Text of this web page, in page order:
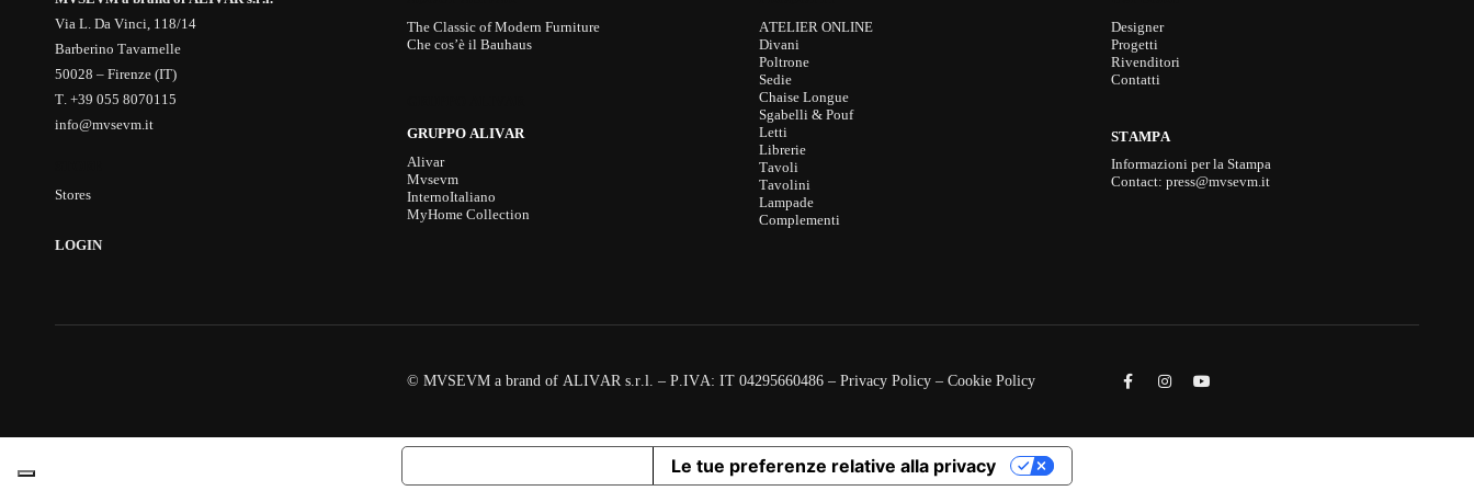
Via L. Da Vinci, 118/14
Barberino Tavarnelle
50028 – Firenze (IT)
T. +39 055 8070115
info@mvsevm.it
Stores
LOGIN
The Classic of Modern Furniture
Che cos’è il Bauhaus
GRUPPO ALIVAR
Alivar
Mvsevm
InternoItaliano
MyHome Collection
ATELIER ONLINE
Divani
Poltrone
Sedie
Chaise Longue
Sgabelli & Pouf
Letti
Librerie
Tavoli
Tavolini
Lampade
Complementi
Designer
Progetti
Rivenditori
Contatti
STAMPA
Informazioni per la Stampa
Contact: press@mvsevm.it
© MVSEVM a brand of ALIVAR s.r.l. – P.IVA: IT 04295660486 – Privacy Policy – Cookie Policy
Le tue preferenze relative alla privacy